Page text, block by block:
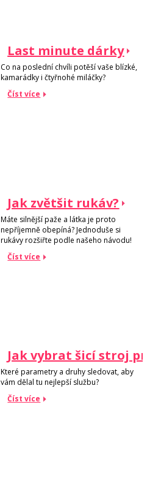
Last minute dárky
Co na poslední chvíli potěší vaše blízké,
kamarádky i čtyřnohé miláčky?
Číst více
Jak zvětšit rukáv?
Máte silnější paže a látka je proto
nepříjemně obepíná? Jednoduše si
rukávy rozšiřte podle našeho návodu!
Číst více
Jak vybrat šicí stroj pro
Které parametry a druhy sledovat, aby
vám dělal tu nejlepší službu?
Číst více